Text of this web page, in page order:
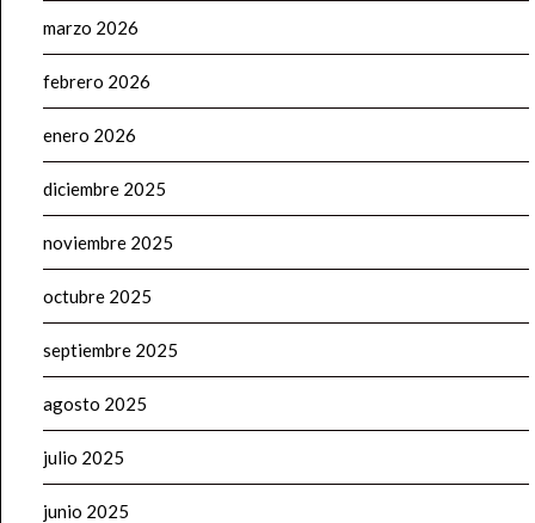
marzo 2026
febrero 2026
enero 2026
diciembre 2025
noviembre 2025
octubre 2025
septiembre 2025
agosto 2025
julio 2025
junio 2025